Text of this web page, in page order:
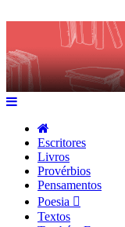
Escritores
Livros
Provérbios
Pensamentos
Poesia
Textos